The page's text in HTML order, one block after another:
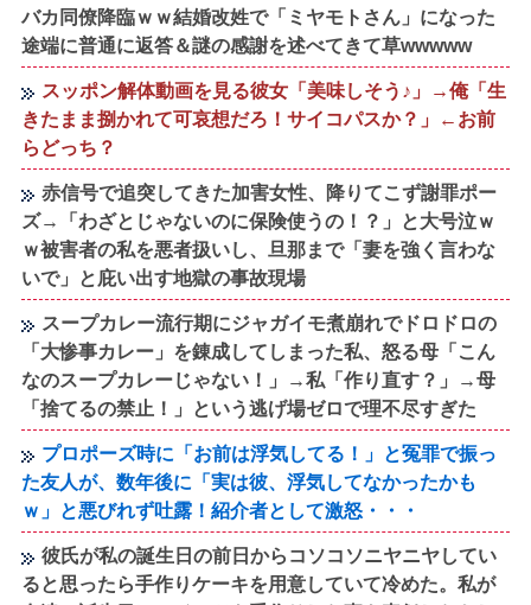
バカ同僚降臨ｗｗ結婚改姓で「ミヤモトさん」になった
途端に普通に返答＆謎の感謝を述べてきて草wwwww
スッポン解体動画を見る彼女「美味しそう♪」→俺「生
きたまま捌かれて可哀想だろ！サイコパスか？」←お前
らどっち？
赤信号で追突してきた加害女性、降りてこず謝罪ポー
ズ→「わざとじゃないのに保険使うの！？」と大号泣ｗ
ｗ被害者の私を悪者扱いし、旦那まで「妻を強く言わな
いで」と庇い出す地獄の事故現場
スープカレー流行期にジャガイモ煮崩れでドロドロの
「大惨事カレー」を錬成してしまった私、怒る母「こん
なのスープカレーじゃない！」→私「作り直す？」→母
「捨てるの禁止！」という逃げ場ゼロで理不尽すぎた
プロポーズ時に「お前は浮気してる！」と冤罪で振っ
た友人が、数年後に「実は彼、浮気してなかったかも
ｗ」と悪びれず吐露！紹介者として激怒・・・
彼氏が私の誕生日の前日からコソコソニヤニヤしてい
ると思ったら手作りケーキを用意していて冷めた。私が